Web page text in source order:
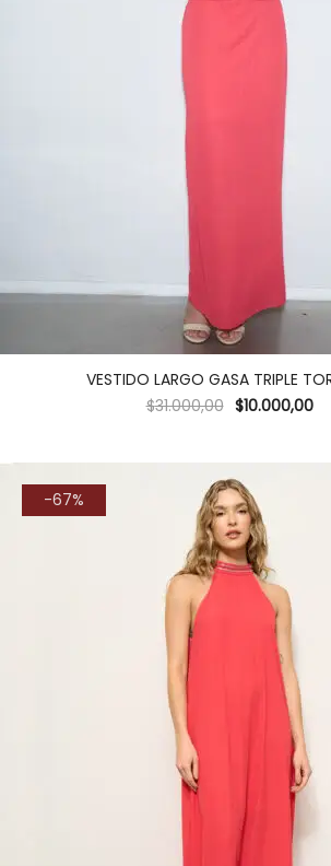
VESTIDO LARGO GASA TRIPLE
$31.000,00 $10.000,00
-67%